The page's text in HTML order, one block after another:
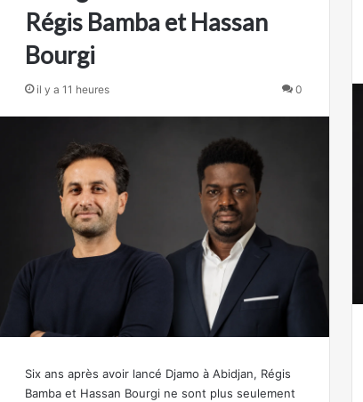
Régis Bamba et Hassan
Bourgi
il y a 11 heures 0
Six ans après avoir lancé Djamo à Abidjan, Régis
Bamba et Hassan Bourgi ne sont plus seulement